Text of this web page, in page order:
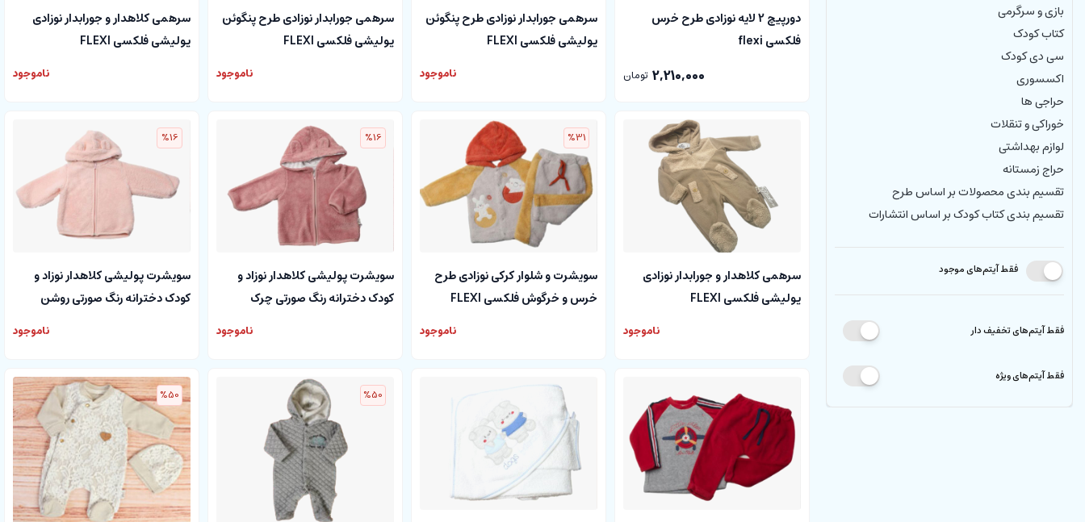
بازی و سرگرمی
کتاب کودک
سی دی کودک
اکسسوری
حراجی ها
خوراکی و تنقلات
لوازم بهداشتی
حراج زمستانه
تقسیم بندی محصولات بر اساس طرح
تقسیم بندی کتاب کودک بر اساس انتشارات
فقط آیتم‌های موجود
فقط آیتم‌های تخفیف دار
فقط آیتم‌های ویژه
دورپیچ 2 لایه نوزادی طرح خرس
فلکسی flexi
2,210,000 تومان
سرهمی جورابدار نوزادی طرح پنگوئن
پولیشی فلکسی FLEXI
ناموجود
سرهمی جورابدار نوزادی طرح پنگوئن
پولیشی فلکسی FLEXI
ناموجود
سرهمی کلاهدار و جورابدار نوزادی
پولیشی فلکسی FLEXI
ناموجود
سرهمی کلاهدار و جورابدار نوزادی
پولیشی فلکسی FLEXI
ناموجود
%31
سویشرت و شلوار کرکی نوزادی طرح
خرس و خرگوش فلکسی FLEXI
ناموجود
%16
سویشرت پولیشی کلاهدار نوزاد و
کودک دخترانه رنگ صورتی چرک
ناموجود
%16
سویشرت پولیشی کلاهدار نوزاد و
کودک دخترانه رنگ صورتی روشن
ناموجود
%50
%50